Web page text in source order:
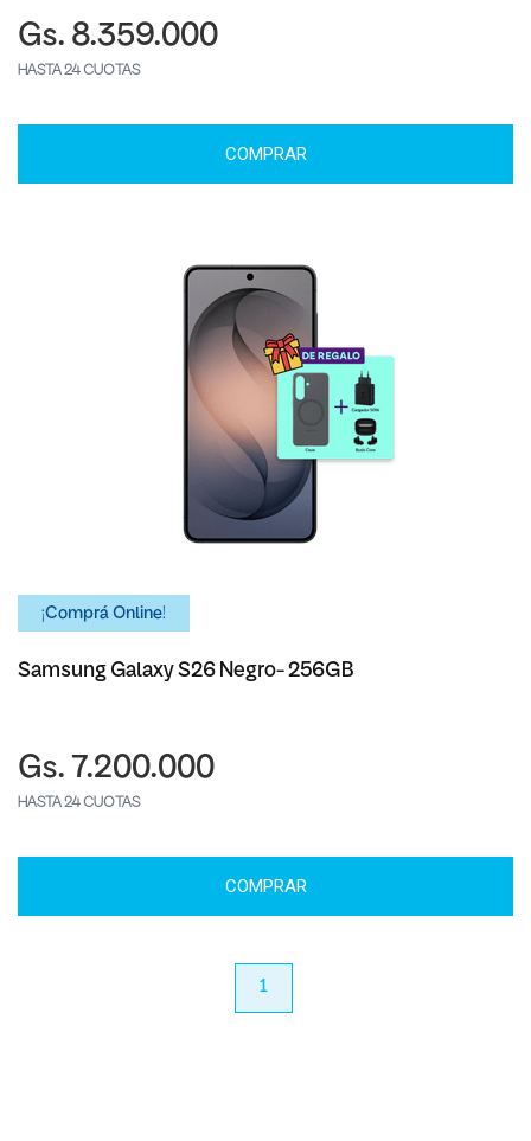
Gs. 8.359.000
HASTA 24 CUOTAS
COMPRAR
¡Comprá Online!
Samsung Galaxy S26 Negro- 256GB
Gs. 7.200.000
HASTA 24 CUOTAS
COMPRAR
1